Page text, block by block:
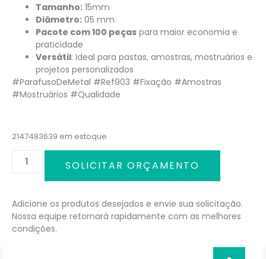
Tamanho: 15mm
Diâmetro: 05 mm
Pacote com 100 peças para maior economia e
praticidade
Versátil: Ideal para pastas, amostras, mostruários e
projetos personalizados
#ParafusoDeMetal #Ref903 #Fixação #Amostras
#Mostruários #Qualidade
2147483639 em estoque
SOLICITAR ORÇAMENTO
Adicione os produtos desejados e envie sua solicitação.
Nossa equipe retornará rapidamente com as melhores
condições.